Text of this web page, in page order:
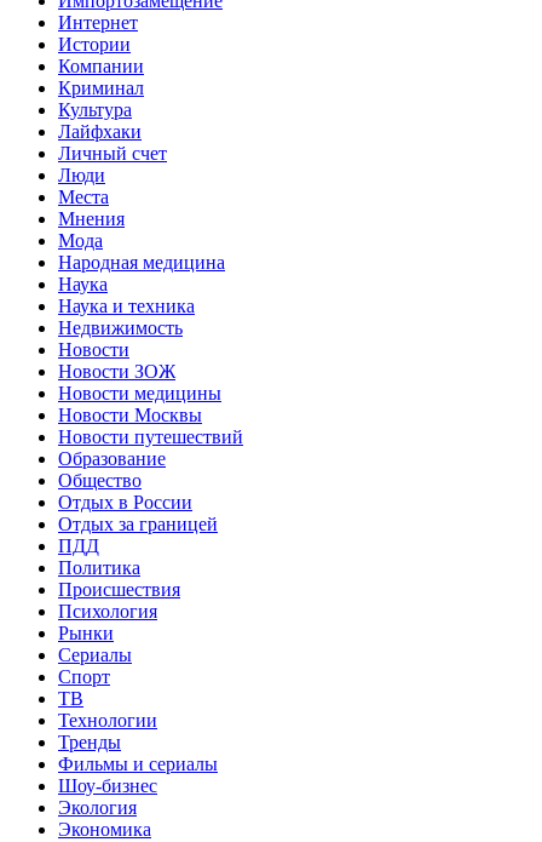
Интернет
Истории
Компании
Криминал
Культура
Лайфхаки
Личный счет
Люди
Места
Мнения
Мода
Народная медицина
Наука
Наука и техника
Недвижимость
Новости
Новости ЗОЖ
Новости медицины
Новости Москвы
Новости путешествий
Образование
Общество
Отдых в России
Отдых за границей
ПДД
Политика
Происшествия
Психология
Рынки
Сериалы
Спорт
ТВ
Технологии
Тренды
Фильмы и сериалы
Шоу-бизнес
Экология
Экономика